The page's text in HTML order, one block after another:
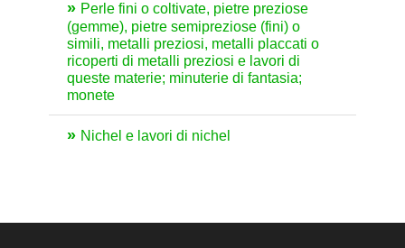
Perle fini o coltivate, pietre preziose
(gemme), pietre semipreziose (fini) o
simili, metalli preziosi, metalli placcati o
ricoperti di metalli preziosi e lavori di
queste materie; minuterie di fantasia;
monete
Nichel e lavori di nichel